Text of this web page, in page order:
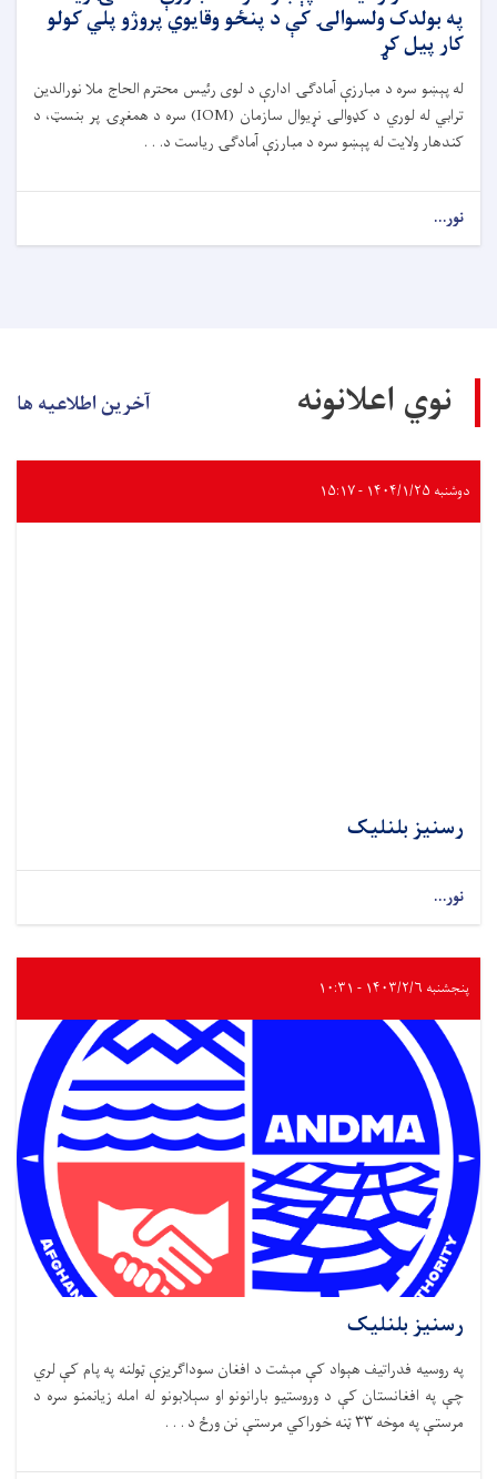
په بولدک ولسوالۍ کې د پنځو وقایوي پروژو پلي کولو
کار پیل کړ
له پېښو سره د مبارزې آمادګۍ ادارې د لوی رئیس محترم الحاج ملا نورالدین
ترابي له لوري د کډوالۍ نړیوال سازمان (IOM) سره د همغږۍ پر بنسټ، د
کندهار ولایت له پېښو سره د مبارزې آمادګۍ ریاست د. . .
نور...
نوي اعلانونه آخرین اطلاعیه ها
دوشنبه ۱۴۰۴/۱/۲۵ - ۱۵:۱۷
رسنیز بلنلیک
نور...
پنجشنبه ۱۴۰۳/۲/۶ - ۱۰:۳۱
رسنیز بلنلیک
په روسیه فدراتیف هېواد کې مېشت د افغان سوداګریزې ټولنه په پام کې لري
چې په افغانستان کې د وروستیو بارانونو او سېلابونو له امله زیانمنو سره د
مرستې په موخه ۳۳ ټنه خوراکي مرستې نن ورځ د . . .